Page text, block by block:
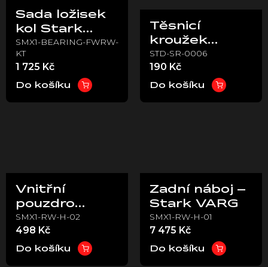
Sada ložisek
kol Stark
VARG (přední
+ zadní kolo)
SMX1-BEARING-FWRW-
KT
1 725 Kč
Do košíku
Těsnicí
kroužek
ložiska –
Stark VARG
STD-SR-0006
190 Kč
Do košíku
Vnitřní
pouzdro
zadního
náboje –
Stark VARG
SMX1-RW-H-02
498 Kč
Do košíku
Zadní náboj –
Stark VARG
SMX1-RW-H-01
7 475 Kč
Do košíku